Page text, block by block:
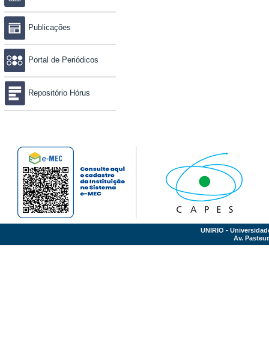
Publicações
Portal de Periódicos
Repositório Hórus
UNIRIO -
Av.